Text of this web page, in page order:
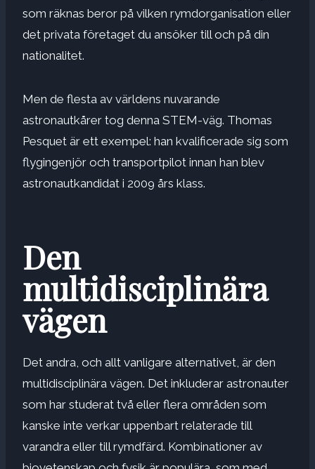
som räknas beror på vilken rymdorganisation eller
det privata företaget du ansöker till och på din
nationalitet.
Men de flesta av världens nuvarande
astronautkårer tog denna STEM-väg. Thomas
Pesquet är ett exempel: han kvalificerade sig som
flygingenjör och transportpilot innan han blev
astronautkandidat i 2009 års klass.
Den
multidisciplinära
vägen
Det andra, och allt vanligare alternativet, är den
multidisciplinära vägen. Det inkluderar astronauter
som har studerat två eller flera områden som
kanske inte verkar uppenbart relaterade till
varandra eller till rymdfärd. Kombinationer av